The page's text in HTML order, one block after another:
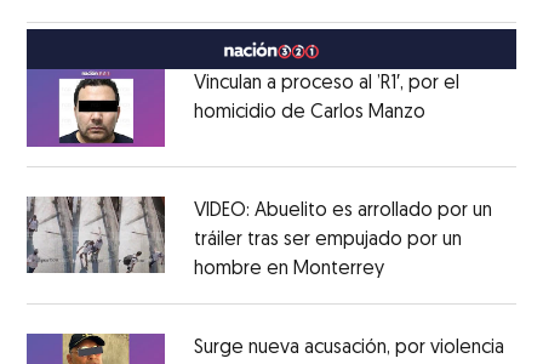
MéxicoOpens in new window
Vinculan a proceso al ’R1′, por el
homicidio de Carlos Manzo
VIDEO: Abuelito es arrollado por un
tráiler tras ser empujado por un
hombre en MonterreyOpens in new
Surge nueva acusación, por violencia